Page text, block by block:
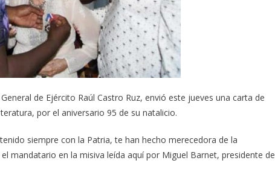
de Ejército Raúl Castro Ruz, envió este jueves una carta de
por el aniversario 95 de su natalicio.
siempre con la Patria, te han hecho merecedora de la
mandatario en la misiva leída aquí por Miguel Barnet, presidente de